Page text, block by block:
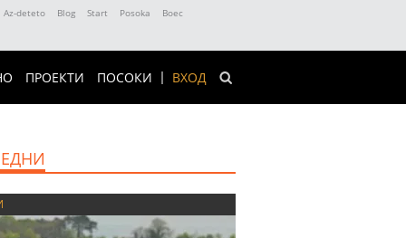
Az-deteto Blog Start Posoka
Boec
ВХОД
ПРОЕКТИ ПОСОКИ